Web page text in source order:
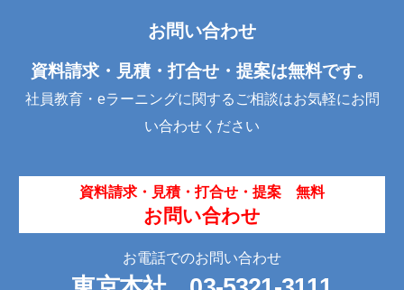
o
o
e
dI
n
お問い合わせ
資料請求・見積・打合せ・提案は無料です。
社員教育・eラーニングに関するご相談はお気軽にお問
い合わせください
資料請求・見積・打合せ・提案 無料
お問い合わせ
お電話でのお問い合わせ